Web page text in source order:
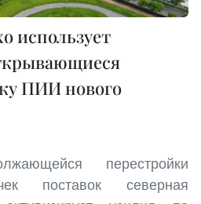
использует
ПИИ нового
перестройки
поставок северная